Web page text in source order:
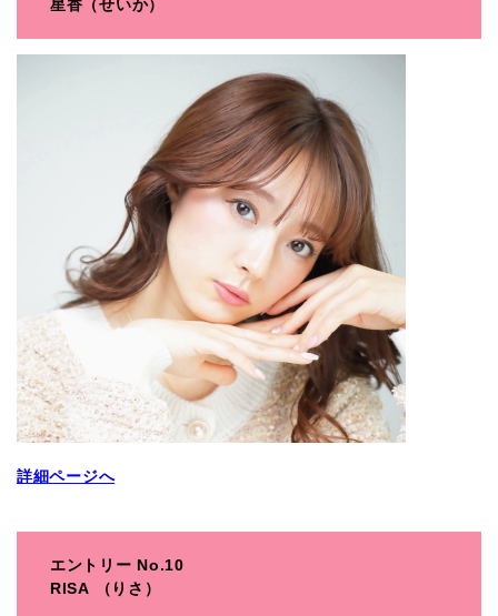
星香（せいか）
詳細ページへ
エントリー No.10
RISA
（りさ）